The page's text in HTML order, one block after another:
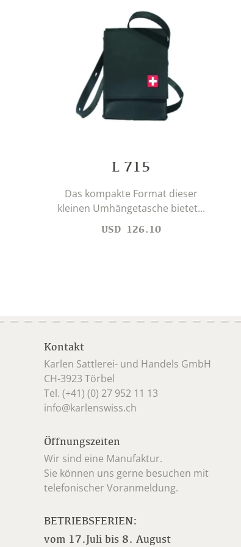
L 715
Das kompakte Format dieser
kleinen Umhängetasche bietet...
USD 126.10
Kontakt
Karlen Sattlerei- und Handels GmbH
CH-3923 Törbel
Tel. (+41) (0) 27 952 11 13
info@karlenswiss.ch
Öffnungszeiten
Wir sind eine Manufaktur.
Sie können uns gerne besuchen mit
telefonischer Voranmeldung.
BETRIEBSFERIEN:
vom 17.Juli bis 8. August